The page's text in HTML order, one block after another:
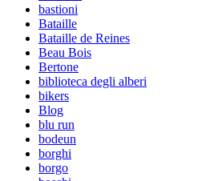
bastioni
Bataille
Bataille de Reines
Beau Bois
Bertone
biblioteca degli alberi
bikers
Blog
blu run
bodeun
borghi
borgo